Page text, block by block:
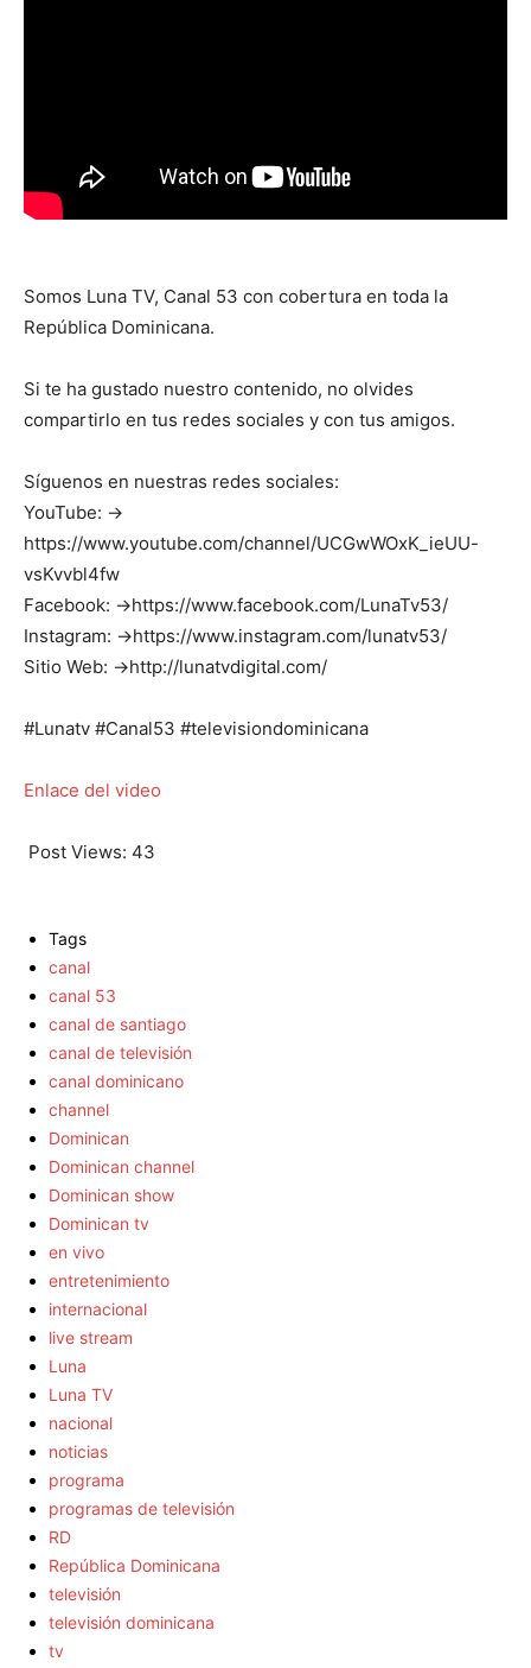
Somos Luna TV, Canal 53 con cobertura en toda la
República Dominicana.
Si te ha gustado nuestro contenido, no olvides
compartirlo en tus redes sociales y con tus amigos.
Síguenos en nuestras redes sociales:
YouTube: →
https://www.youtube.com/channel/UCGwWOxK_ieUU-
vsKvvbl4fw
Facebook: →https://www.facebook.com/LunaTv53/
Instagram: →https://www.instagram.com/lunatv53/
Sitio Web: →http://lunatvdigital.com/
#Lunatv #Canal53 #televisiondominicana
Enlace del video
Post Views: 43
Tags
canal
canal 53
canal de santiago
canal de televisión
canal dominicano
channel
Dominican
Dominican channel
Dominican show
Dominican tv
en vivo
entretenimiento
internacional
live stream
Luna
Luna TV
nacional
noticias
programa
programas de televisión
RD
República Dominicana
televisión
televisión dominicana
tv